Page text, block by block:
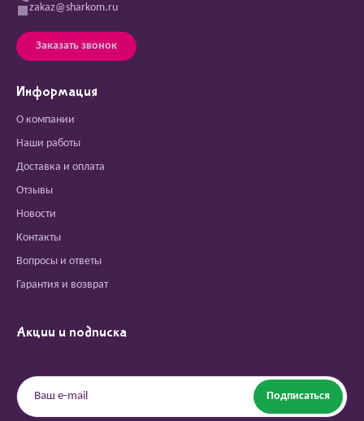
zakaz@sharkom.ru
Заказать звонок
Информация
О компании
Наши работы
Доставка и оплата
Отзывы
Новости
Контакты
Вопросы и ответы
Гарантия и возврат
Акции и подписка
Подписаться